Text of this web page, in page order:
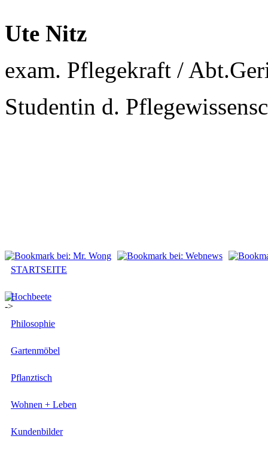
Ute Nitz
exam. Pflegekraft /
Studentin d.
STARTSEITE
Hochbeete
Philosophie
Gartenmöbel
Pflanztisch
Wohnen + Leben
Kundenbilder